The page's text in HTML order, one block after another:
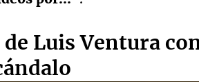
Luis Ventura